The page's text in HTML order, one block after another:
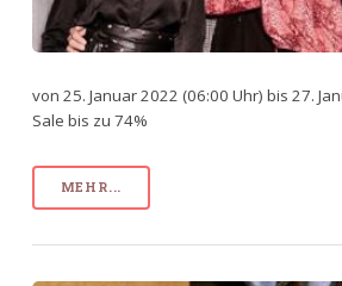
von 25. Januar 2022 (06:00 Uhr) bis 27.
Sale bis zu 74%
MEHR...